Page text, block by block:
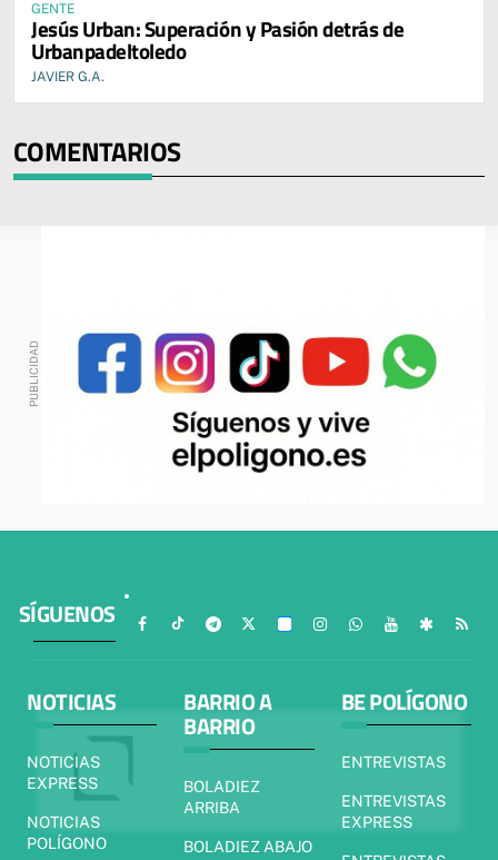
GENTE
Jesús Urban: Superación y Pasión detrás de
Urbanpadeltoledo
JAVIER G.A.
COMENTARIOS
SÍGUENOS
NOTICIAS
NOTICIAS
EXPRESS
NOTICIAS
POLÍGONO
BARRIO A
BARRIO
BOLADIEZ
ARRIBA
BOLADIEZ ABAJO
BE POLÍGONO
ENTREVISTAS
ENTREVISTAS
EXPRESS